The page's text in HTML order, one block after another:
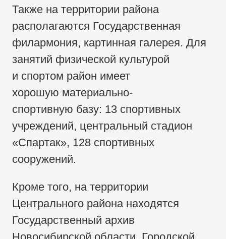
Также на территории района
располагаются Государственная
филармония, картинная галерея. Для
занятий физической культурой
и спортом район имеет
хорошую материально-
спортивную базу: 13 спортивных
учреждений, центральный стадион
«Спартак», 128 спортивных
сооружений.
Кроме того, на территории
Центрального района находятся
Государственный архив